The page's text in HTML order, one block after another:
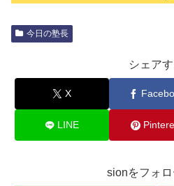
今日の塾長
シェア
X
LINE
sionをフォ